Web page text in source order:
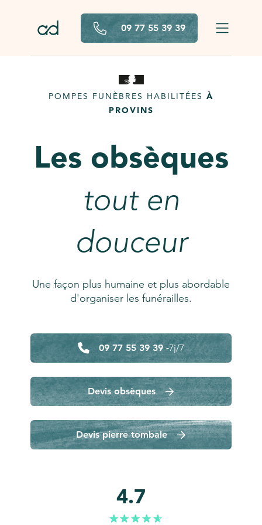
09 77 55 39 39
POMPES FUNÈBRES HABILITÉES À
PROVINS
Les obsèques
tout en
douceur
Une façon plus humaine et plus abordable
d'organiser les funérailles.
09 77 55 39 39 -7j/7
Devis obsèques
Devis pierre tombale
4.7